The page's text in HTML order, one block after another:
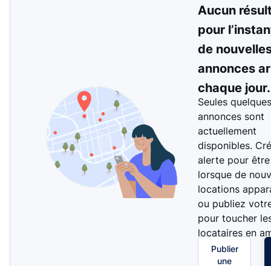
Aucun
pour
de
annonces
chaque jour.
Seules quelques
annonces sont
actuellement
disponibles.
alerte pour
lorsque de
locations
ou publiez
pour toucher
locataires en
Publier
une